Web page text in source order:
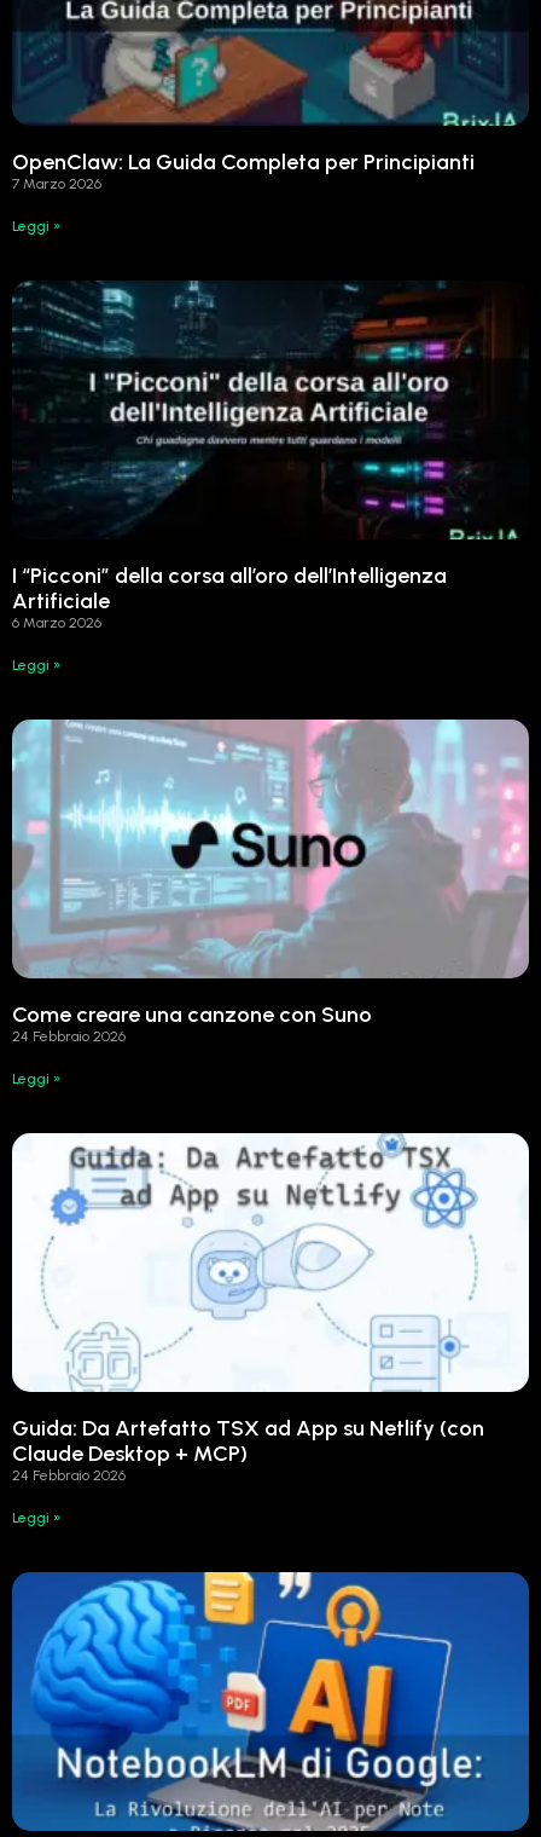
OpenClaw: La Guida Completa per Principianti
7 Marzo 2026
Leggi »
I “Picconi” della corsa all’oro dell’Intelligenza
Artificiale
6 Marzo 2026
Leggi »
Come creare una canzone con Suno
24 Febbraio 2026
Leggi »
Guida: Da Artefatto TSX ad App su Netlify (con
Claude Desktop + MCP)
24 Febbraio 2026
Leggi »